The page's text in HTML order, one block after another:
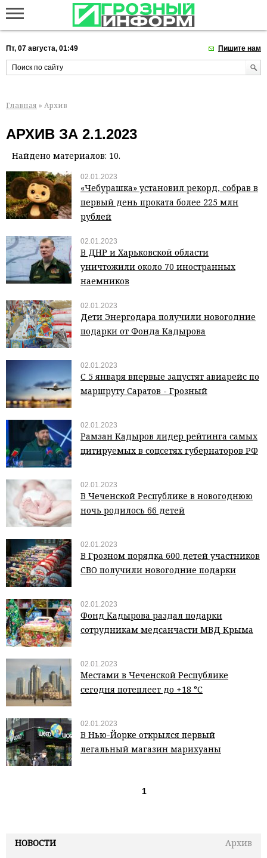
Пт, 07 августа, 01:49 Пишите нам
НОВОСТИ
Архив
Главная » Архив
АРХИВ ЗА 2.1.2023
Найдено материалов: 10.
02.01.2023
«Чебурашка» установил рекорд, собрав в
первый день проката более 225 млн
рублей
02.01.2023
В ДНР и Харьковской области
уничтожили около 70 иностранных
наемников
02.01.2023
Дети Энергодара получили новогодние
подарки от Фонда Кадырова
02.01.2023
С 5 января впервые запустят авиарейс по
маршруту Саратов - Грозный
02.01.2023
Рамзан Кадыров лидер рейтинга самых
цитируемых в соцсетях губернаторов РФ
02.01.2023
В Чеченской Республике в новогоднюю
ночь родилось 66 детей
02.01.2023
В Грозном порядка 600 детей участников
СВО получили новогодние подарки
02.01.2023
Фонд Кадырова раздал подарки
сотрудникам медсанчасти МВД Крыма
02.01.2023
Местами в Чеченской Республике
сегодня потеплеет до +18 °С
02.01.2023
В Нью-Йорке открылся первый
легальный магазин марихуаны
1